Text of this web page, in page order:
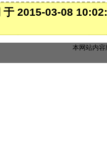
于 2015-03-08
本网站内